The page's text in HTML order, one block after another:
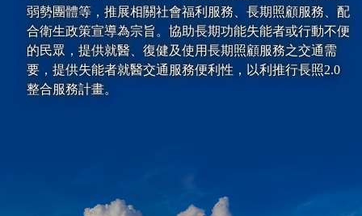
弱勢團體等，推展相關社會福利服務、長期照顧服務、配
合衛生政策宣導為宗旨。協助長期功能失能者或行動不便
的民眾，提供就醫、復健及使用長期照顧服務之交通需
要，提供失能者就醫交通服務便利性，以利推行長照2.0
整合服務計畫。